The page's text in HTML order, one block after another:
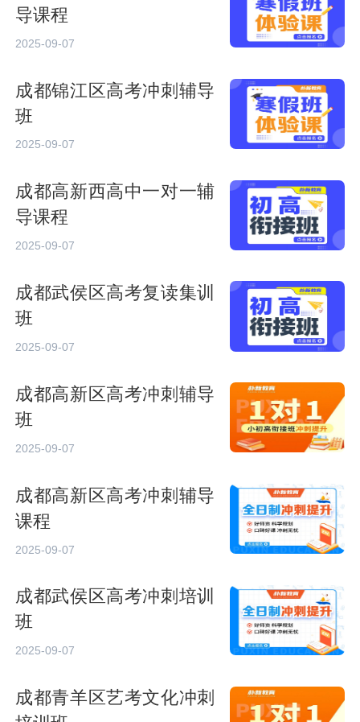
导课程
2025-09-07
成都锦江区高考冲刺辅导
班
2025-09-07
成都高新西高中一对一辅
导课程
2025-09-07
成都武侯区高考复读集训
班
2025-09-07
成都高新区高考冲刺辅导
班
2025-09-07
成都高新区高考冲刺辅导
课程
2025-09-07
成都武侯区高考冲刺培训
班
2025-09-07
成都青羊区艺考文化冲刺